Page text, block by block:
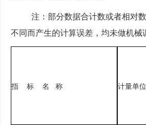
注：部分数据合计数或者相对
不同而产生的计算误差，均未做机械
指 标 名 称 计量单位